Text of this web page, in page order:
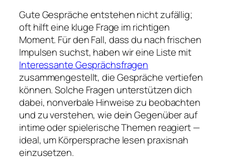
Gute Gespräche entstehen nicht zufällig;
oft hilft eine kluge Frage im richtigen
Moment. Für den Fall, dass du nach frischen
Impulsen suchst, haben wir eine Liste mit
Interessante Gesprächsfragen
zusammengestellt, die Gespräche vertiefen
können. Solche Fragen unterstützen dich
dabei, nonverbale Hinweise zu beobachten
und zu verstehen, wie dein Gegenüber auf
intime oder spielerische Themen reagiert —
ideal, um Körpersprache lesen praxisnah
einzusetzen.